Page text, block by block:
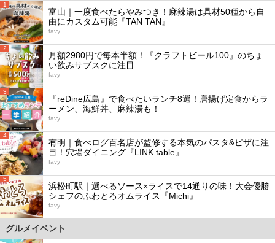
1
富山｜一度食べたらやみつき！麻辣湯は具材50種から自
由にカスタム可能『TAN TAN』
favy
2
月額2980円で毎本半額！『クラフトビール100』のちょ
い飲みサブスクに注目
favy
3
『reDine広島』で食べたいランチ8選！唐揚げ定食からラ
ーメン、海鮮丼、麻辣湯も！
favy
4
有明｜食べログ百名店が監修する本気のパスタ&ピザに注
目！穴場ダイニング『LINK table』
favy
5
浜松町駅｜選べるソース×ライスで14通りの味！大会優勝
シェフのふわとろオムライス『Michi』
favy
グルメイベント